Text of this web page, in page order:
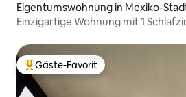
Eigentumswohnung in Mexiko-
Einzigartige Wohnung mit 1
Beliebter Gäste-Favorit.
Gäste-Favorit